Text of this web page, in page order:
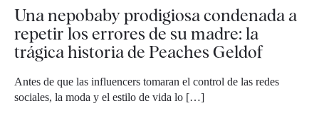
Una nepobaby prodigiosa condenada a
repetir los errores de su madre: la
trágica historia de Peaches Geldof
Antes de que las influencers tomaran el control de las redes
sociales, la moda y el estilo de vida lo […]